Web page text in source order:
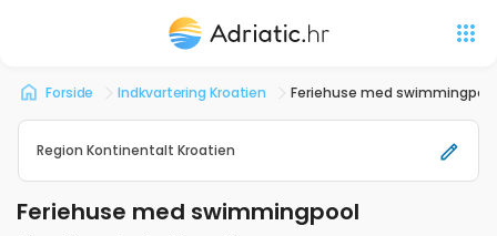
Forside Indkvartering Kroatien Feriehuse med
Region Kontinentalt Kroatien
Feriehuse med swimmingpool